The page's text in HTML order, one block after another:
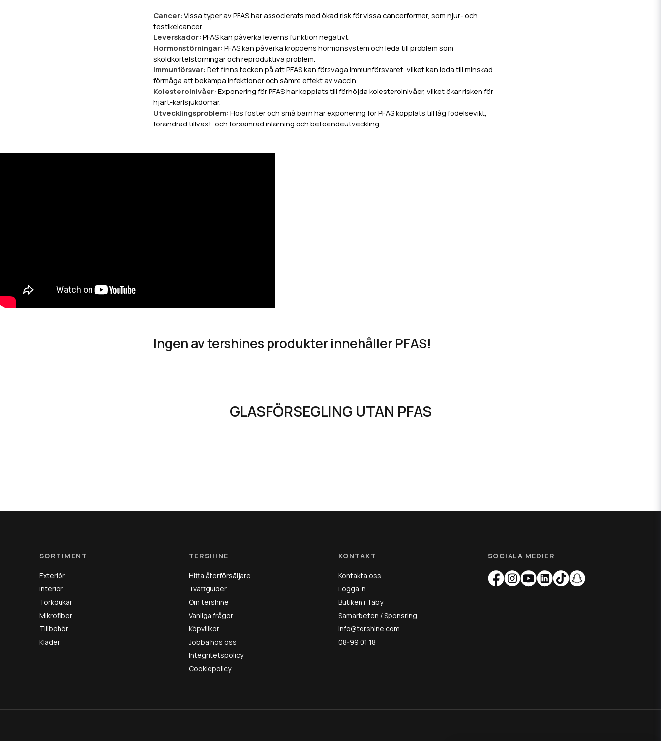
Cancer: Vissa typer av PFAS har associerats med ökad risk för vissa cancerformer, som njur- och
testikelcancer.
Leverskador: PFAS kan påverka leverns funktion negativt.
Hormonstörningar: PFAS kan påverka kroppens hormonsystem och leda till problem som
sköldkörtelstörningar och reproduktiva problem.
Immunförsvar: Det finns tecken på att PFAS kan försvaga immunförsvaret, vilket kan leda till minskad
förmåga att bekämpa infektioner och sämre effekt av vaccin.
Kolesterolnivåer: Exponering för PFAS har kopplats till förhöjda kolesterolnivåer, vilket ökar risken för
hjärt-kärlsjukdomar.
Utvecklingsproblem: Hos foster och små barn har exponering för PFAS kopplats till låg födelsevikt,
förändrad tillväxt, och försämrad inlärning och beteendeutveckling.
Ingen av tershines produkter innehåller PFAS!
GLASFÖRSEGLING UTAN PFAS
SORTIMENT
Exteriör
Interiör
Torkdukar
Mikrofiber
Tillbehör
Kläder
TERSHINE
Hitta återförsäljare
Tvättguider
Om tershine
Vanliga frågor
Köpvillkor
Jobba hos oss
Integritetspolicy
Cookiepolicy
KONTAKT
Kontakta oss
Logga in
Butiken i Täby
Samarbeten / Sponsring
info@tershine.com
08-99 01 18
SOCIALA MEDIER